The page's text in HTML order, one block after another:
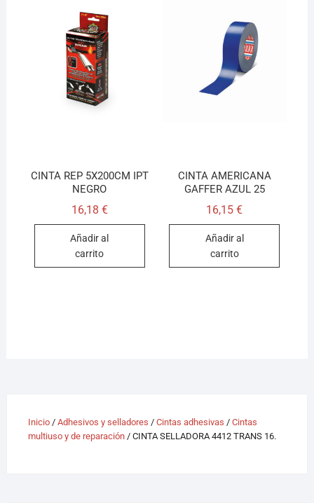
CINTA REP 5X200CM IPT
NEGRO
16,18 €
Añadir al
carrito
CINTA AMERICANA
GAFFER AZUL 25
16,15€
Añadir al
carrito
Inicio/ Adhesivos y selladores / Cintas adhesivas / Cintas
multiuso y de reparación/ CINTA SELLADORA 4412 TRANS 16.